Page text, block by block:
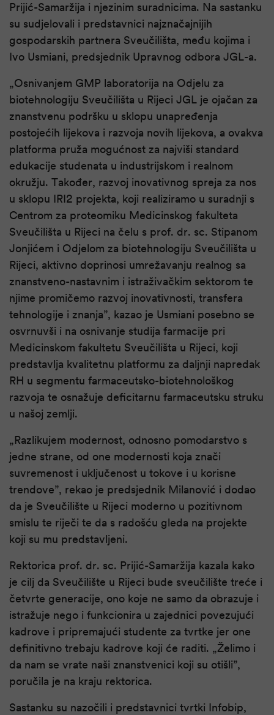
Prijić-Samaržija i njezinim suradnicima. Na sastanku
su sudjelovali i predstavnici najznačajnijih
gospodarskih partnera Sveučilišta, među kojima i
Ivo Usmiani, predsjednik Upravnog odbora JGL-a.
„Osnivanjem GMP laboratorija na Odjelu za
biotehnologiju Sveučilišta u Rijeci JGL je ojačan za
znanstvenu podršku u sklopu unapređenja
postojećih lijekova i razvoja novih lijekova, a ovakva
platforma pruža mogućnost za najviši standard
edukacije studenata u industrijskom i realnom
okružju. Također, razvoj inovativnog spreja za nos
u sklopu IRI2 projekta, koji realiziramo u suradnji s
Centrom za proteomiku Medicinskog fakulteta
Sveučilišta u Rijeci na čelu s prof. dr. sc. Stipanom
Jonjićem i Odjelom za biotehnologiju Sveučilišta u
Rijeci, aktivno doprinosi umrežavanju realnog sa
znanstveno-nastavnim i istraživačkim sektorom te
njime promičemo razvoj inovativnosti, transfera
tehnologije i znanja”, kazao je Usmiani posebno se
osvrnuvši i na osnivanje studija farmacije pri
Medicinskom fakultetu Sveučilišta u Rijeci, koji
predstavlja kvalitetnu platformu za daljnji napredak
RH u segmentu farmaceutsko-biotehnološkog
razvoja te osnažuje deficitarnu farmaceutsku struku
u našoj zemlji.
„Razlikujem modernost, odnosno pomodarstvo s
jedne strane, od one modernosti koja znači
suvremenost i uključenost u tokove i u korisne
trendove”, rekao je predsjednik Milanović i dodao
da je Sveučilište u Rijeci moderno u pozitivnom
smislu te riječi te da s radošću gleda na projekte
koji su mu predstavljeni.
Rektorica prof. dr. sc. Prijić-Samaržija kazala kako
je cilj da Sveučilište u Rijeci bude sveučilište treće i
četvrte generacije, ono koje ne samo da obrazuje i
istražuje nego i funkcionira u zajednici povezujući
kadrove i pripremajući studente za tvrtke jer one
definitivno trebaju kadrove koji će raditi. „Želimo i
da nam se vrate naši znanstvenici koji su otišli”,
poručila je na kraju rektorica.
Sastanku su nazočili i predstavnici tvrtki Infobip,